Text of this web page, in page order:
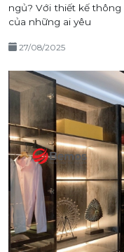
ngủ? Với thiết kế
của những ai yêu
27/08/2025